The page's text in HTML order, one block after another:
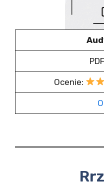
Ocenie: